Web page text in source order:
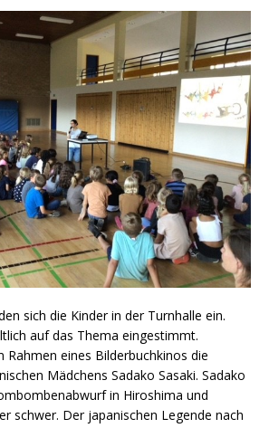
sich die Kinder in der Turnhalle ein.
auf das Thema eingestimmt.
Rahmen eines Bilderbuchkinos die
Mädchens Sadako Sasaki. Sadako
in Hiroshima und
schwer. Der japanischen Legende nach